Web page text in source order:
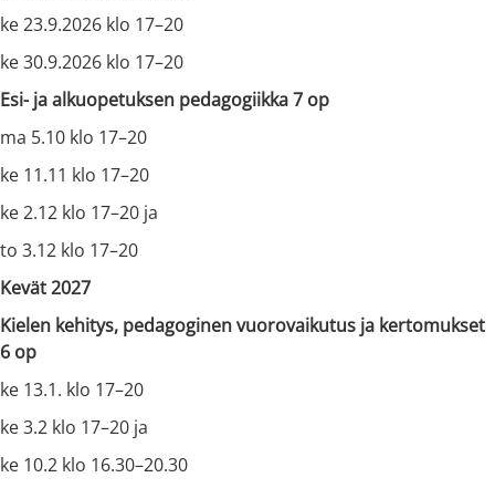
ke 23.9.2026 klo 17–20
ke 30.9.2026 klo 17–20
Esi- ja alkuopetuksen pedagogiikka 7 op
ma 5.10 klo 17–20
ke 11.11 klo 17–20
ke 2.12 klo 17–20 ja
to 3.12 klo 17–20
Kevät 2027
Kielen kehitys, pedagoginen vuorovaikutus ja kertomukset
6 op
ke 13.1. klo 17–20
ke 3.2 klo 17–20 ja
ke 10.2 klo 16.30–20.30